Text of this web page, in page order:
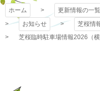
ホーム 更新情報の一覧
お知らせ
芝桜情
芝桜臨時駐車場情報2026（横